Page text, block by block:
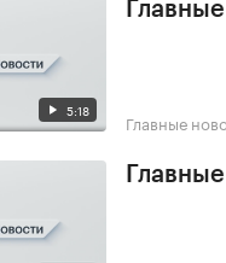
5:18 Главные